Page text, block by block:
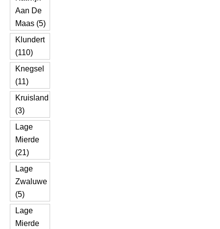
Aan De
Maas (5)
Klundert
(110)
Knegsel
(11)
Kruisland
(3)
Lage
Mierde
(21)
Lage
Zwaluwe
(5)
Lage
Mierde